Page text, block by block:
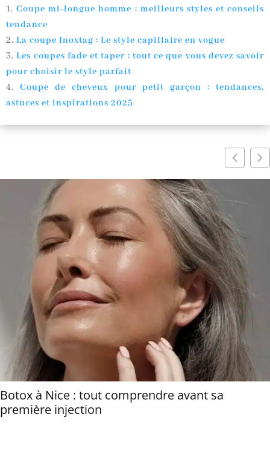
Coupe mi-longue homme : meilleurs styles et conseils
tendance
La coupe Inoxtag : Le style capillaire en vogue
Les coupes fade et taper : tout ce que vous devez savoir
pour choisir le style parfait
Coupe de cheveux pour petit garçon : tendances,
astuces et inspirations 2025
Botox à Nice : tout comprendre avant sa
première injection